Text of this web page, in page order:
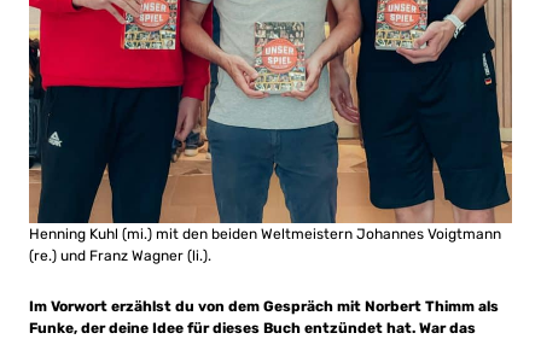
Henning Kuhl (mi.) mit den beiden Weltmeistern Johannes Voigtmann
(re.) und Franz Wagner (li.).
Im Vorwort erzählst du von dem Gespräch mit Norbert Thimm als
Funke, der deine Idee für dieses Buch entzündet hat. War das